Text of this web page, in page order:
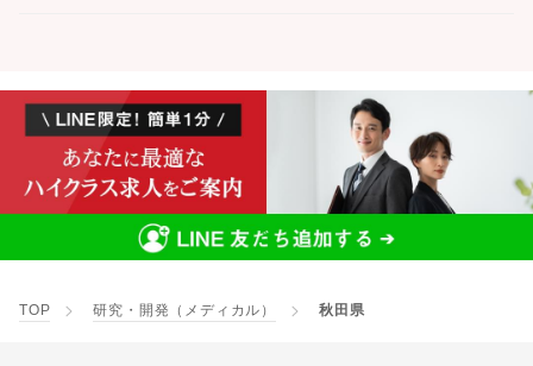
TOP 研究・開発（メディカル） 秋田県